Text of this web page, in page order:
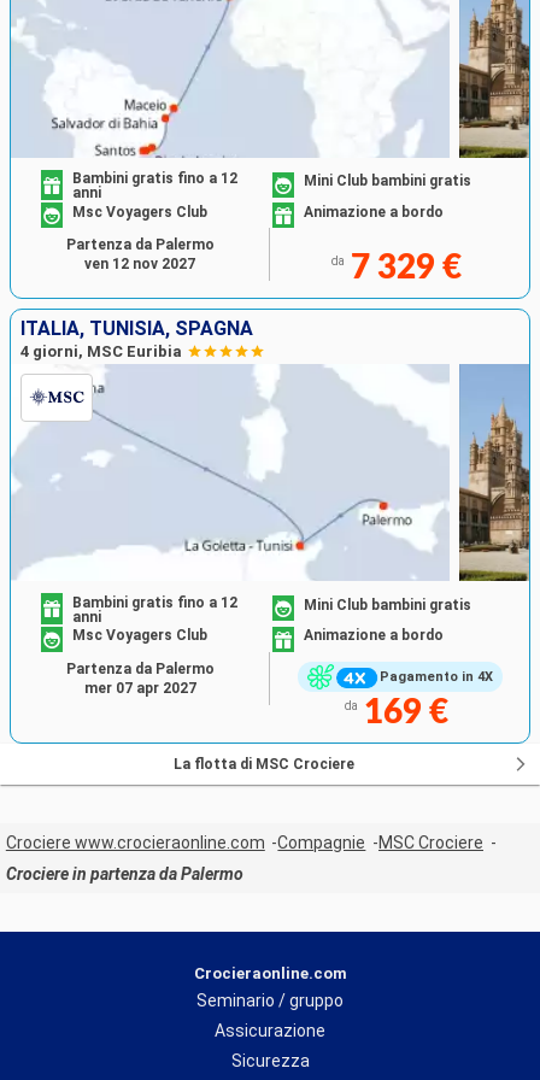
Bambini gratis fino a 12
anni
Mini Club bambini gratis
Msc Voyagers Club
Animazione a bordo
da 7 329 €
Partenza da Palermo
ven 12 nov 2027
ITALIA, TUNISIA, SPAGNA
4 giorni, MSC Euribia
Pagamento in 4X
Bambini gratis fino a 12
anni
Mini Club bambini gratis
Msc Voyagers Club
Animazione a bordo
da 169 €
Partenza da Palermo
mer 07 apr 2027
La flotta di MSC Crociere
Crociere www.crocieraonline.com Compagnie
MSC Crociere
Crociere in partenza da Palermo
Crocieraonline.com
Seminario / gruppo
Assicurazione
Sicurezza